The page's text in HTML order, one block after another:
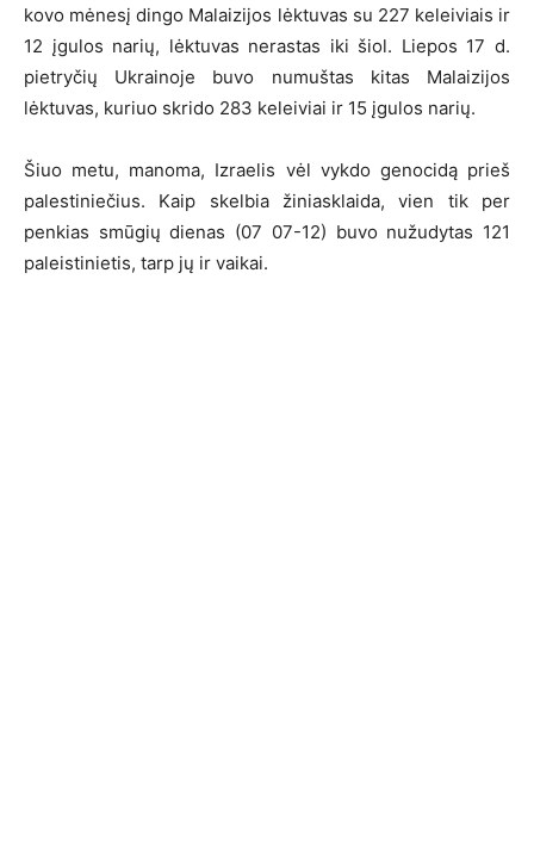
kovo mėnesį dingo Malaizijos lėktuvas su 227 keleiviais ir
12 įgulos narių, lėktuvas nerastas iki šiol. Liepos 17 d.
pietryčių Ukrainoje buvo numuštas kitas Malaizijos
lėktuvas, kuriuo skrido 283 keleiviai ir 15 įgulos narių.
Šiuo metu, manoma, Izraelis vėl vykdo genocidą prieš
palestiniečius. Kaip skelbia žiniasklaida, vien tik per
penkias smūgių dienas (07 07-12) buvo nužudytas 121
paleistinietis, tarp jų ir vaikai.